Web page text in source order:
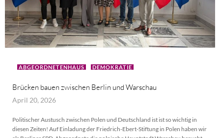
ABGEORDNETENHAUS DEMOKRATIE
Brücken bauen zwischen Berlin und Warschau
April 20, 2026
Politischer Austusch zwischen Polen und Deutschland ist ist so wichtig in
diesen Zeiten! Auf Einladung der Friedrich-Ebert-Stiftung in Polen haben wir